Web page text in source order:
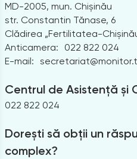
MD-2005, mun. Chișinău
str. Constantin Tănase, 6
Clădirea „Fertilitatea-
Anticamera:
022 822 024
E-mail:
Centrul de Asistență și
022 822 024
Dorești să obții un
complex?